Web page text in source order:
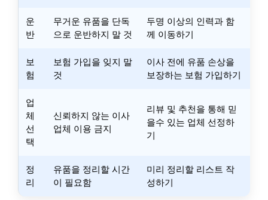
운
반
무거운 유품을 단독
으로 운반하지 말 것
두명 이상의 인력과 함
께 이동하기
보
험
보험 가입을 잊지 말
것
이사 전에 유품 손상을
보장하는 보험 가입하기
업
체
선
택
신뢰하지 않는 이사
업체 이용 금지
리뷰 및 추천을 통해 믿
을수 있는 업체 선정하
기
정
리
유품을 정리할 시간
이 필요함
미리 정리할 리스트 작
성하기